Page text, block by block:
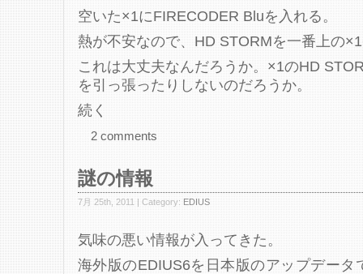
空いた×1にFIRECODER Bluを入れる。
熱が不安なので、HD STORMを一番上の
これは大丈夫なんだろうか。×1のHD
を引っ張ったりしないのだろうか。
続く
2 comments
謎の情報
7月 25th, 2011 | Category: EDIUS
気味の悪い情報が入ってきた。
海外版のEDIUS6を日本版のアップデータ